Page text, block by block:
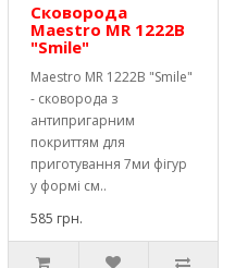
Сковорода
Maestro MR 1222B
"Smile"
Maestro MR 1222B "Smile"
- сковорода з
антипригарним
покриттям для
приготування 7ми фігур
у формі см..
585 грн.